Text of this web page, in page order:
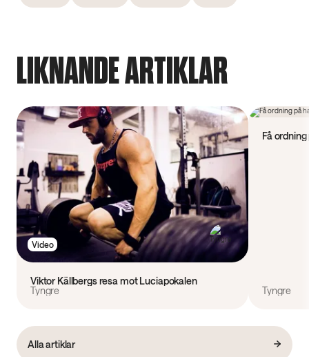
LIKNANDE ARTIKLAR
Video
Viktor Källbergs resa mot Luciapokalen
Tyngre
Få
Tyngre
Alla artiklar